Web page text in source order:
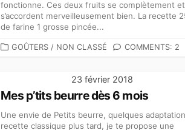
fonctionne. Ces deux fruits se complètement et
s’accordent merveilleusement bien. La recette
de farine 1 grosse pincée...
CATEGORIES
GOÛTERS / NON CLASSÉ COMMENTS: 2
23 février 2018
Mes p’tits beurre dès 6 mois
Une envie de Petits beurre, quelques
recette classique plus tard, je te propose une